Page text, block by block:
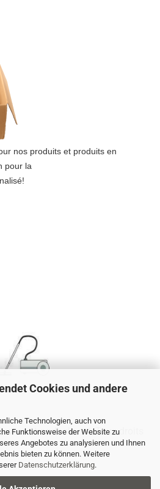
Cookies und andere
Technologien, auch von
Funktionsweise der Website zu
Angebotes zu analysieren und Ihnen
bieten zu können. Weitere
Datenschutzerklärung.
nos produits et produits en
pour la
, www.strandholz.net, Tous droits